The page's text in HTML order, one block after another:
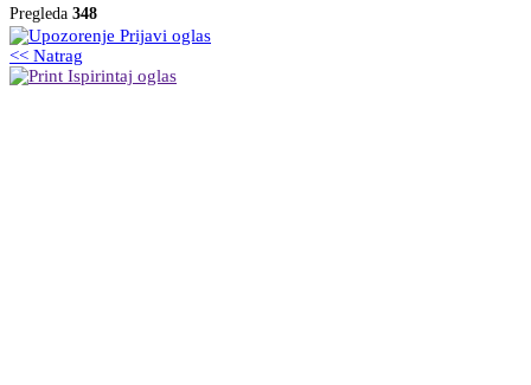
Pregleda 348
Prijavi oglas
<< Natrag
Ispirintaj oglas